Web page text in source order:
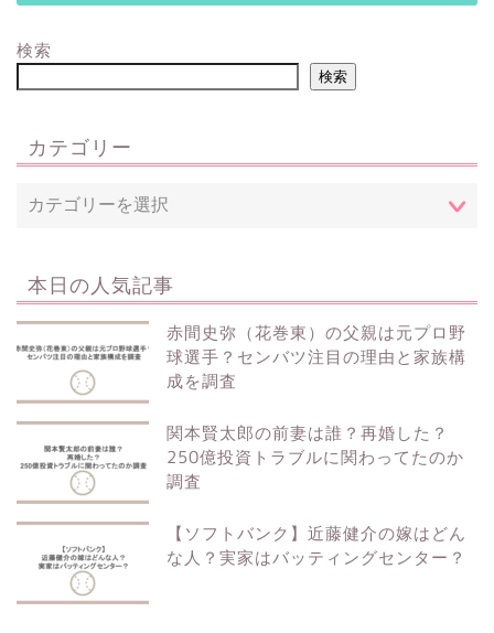
検索
検索
カテゴリー
本日の人気記事
赤間史弥（花巻東）の父親は元プロ野
球選手？センバツ注目の理由と家族構
成を調査
関本賢太郎の前妻は誰？再婚した？
250億投資トラブルに関わってたのか
調査
【ソフトバンク】近藤健介の嫁はどん
な人？実家はバッティングセンター？